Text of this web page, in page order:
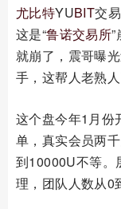
尤比特YUBIT交
这是“鲁诺交易所
就崩了，震哥曝
手，这帮人老熟人
这个盘今年1月份
单，真实会员两
到10000U不等。
理，团队人数从0